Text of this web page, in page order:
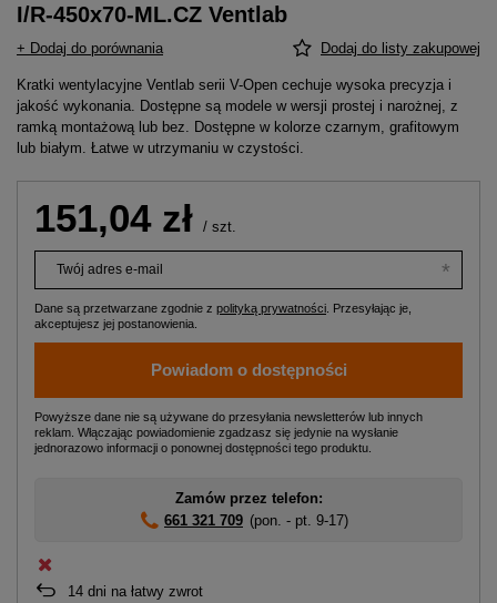
I/R-450x70-ML.CZ Ventlab
+ Dodaj do porównania Dodaj do listy zakupowej
Kratki wentylacyjne Ventlab serii V-Open cechuje wysoka precyzja i
jakość wykonania. Dostępne są modele w wersji prostej i narożnej, z
ramką montażową lub bez. Dostępne w kolorze czarnym, grafitowym
lub białym. Łatwe w utrzymaniu w czystości.
151,04 zł / szt.
Twój adres e-mail
Dane są przetwarzane zgodnie z polityką prywatności . Przesyłając je,
akceptujesz jej postanowienia.
Powiadom o dostępności
Powyższe dane nie są używane do przesyłania newsletterów lub innych
reklam. Włączając powiadomienie zgadzasz się jedynie na wysłanie
jednorazowo informacji o ponownej dostępności tego produktu.
Zamów przez telefon:
661 321 709 (pon. - pt. 9-17)
14 dni na łatwy zwrot